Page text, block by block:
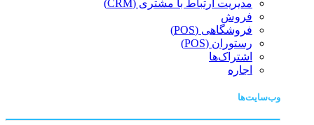
مدیریت ارتباط با مشتری (CRM)
فروش
فروشگاهی (POS)
رستوران (POS)
اشتراک‌ها
اجاره
وب‌سایت‌ها